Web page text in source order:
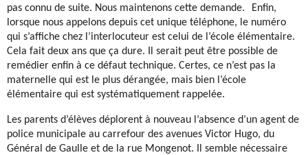
pas connu de suite. Nous maintenons cette demande. Enfin,
lorsque nous appelons depuis cet unique téléphone, le numéro
qui s’affiche chez l’interlocuteur est celui de l’école élémentaire.
Cela fait deux ans que ça dure. Il serait peut être possible de
remédier enfin à ce défaut technique. Certes, ce n’est pas la
maternelle qui est le plus dérangée, mais bien l’école
élémentaire qui est systématiquement rappelée.
Les parents d’élèves déplorent à nouveau l’absence d’un agent de
police municipale au carrefour des avenues Victor Hugo, du
Général de Gaulle et de la rue Mongenot. Il semble nécessaire